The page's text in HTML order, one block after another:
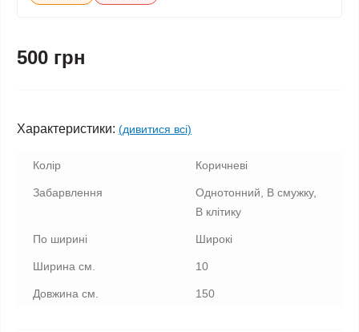
500 грн
Характеристики: (дивитися всі)
Колір Коричневі
Забарвлення
Однотонний, В смужку,
В клітику
По ширині Широкі
Ширина см. 10
Довжина см. 150